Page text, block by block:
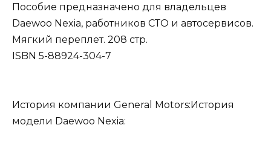
Пособие предназначено для владельцев
Daewoo Nexia, работников СТО и автосервисов.
Мягкий переплет. 208 стр.
ISBN 5-88924-304-7
История компании General Motors:История
модели Daewoo Nexia: